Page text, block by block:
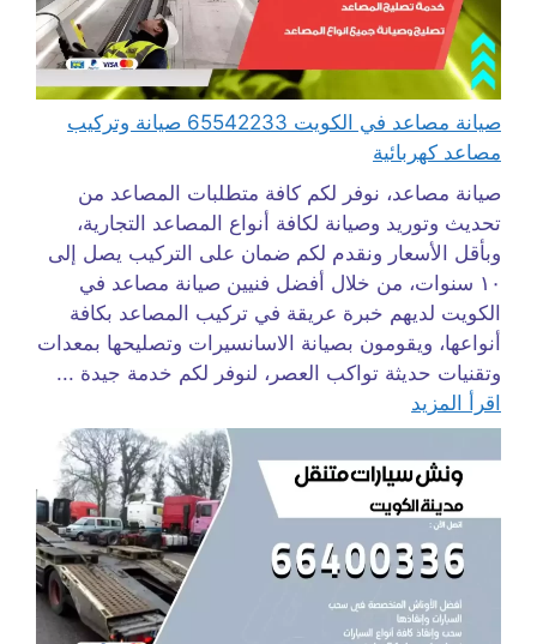
صيانة مصاعد في الكويت 65542233 صيانة وتركيب
مصاعد كهربائية
صيانة مصاعد، نوفر لكم كافة متطلبات المصاعد من
تحديث وتوريد وصيانة لكافة أنواع المصاعد التجارية،
وبأقل الأسعار ونقدم لكم ضمان على التركيب يصل إلى
١٠ سنوات، من خلال أفضل فنيين صيانة مصاعد في
الكويت لديهم خبرة عريقة في تركيب المصاعد بكافة
أنواعها، ويقومون بصيانة الاسانسيرات وتصليحها بمعدات
وتقنيات حديثة تواكب العصر، لنوفر لكم خدمة جيدة ...
اقرأ المزيد